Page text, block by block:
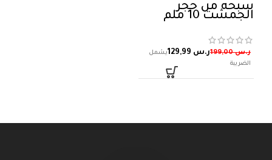
سبحة من حجر
الجمشت 10 ملم
ر.س199,00 ر.س